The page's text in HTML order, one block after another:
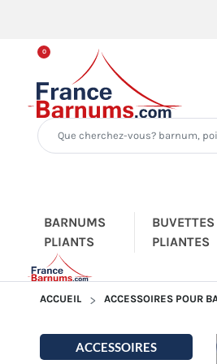
0
BARNUMS
PLIANTS
BUVETTES
PLIANTES
ACCUEIL ACCESSOIRES POUR
ACCESSOIRES